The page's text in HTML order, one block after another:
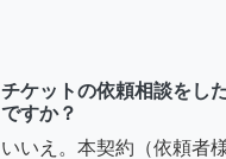
チケットの依頼相談をし
ですか？
いいえ。本契約（依頼者